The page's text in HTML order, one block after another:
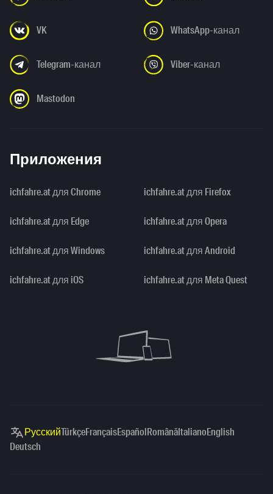
VK WhatsApp-канал
Telegram-канал Viber-канал
Mastodon
Приложения
ichfahre.at для Chrome ichfahre.at для Firefox
ichfahre.at для Edge ichfahre.at для Opera
ichfahre.at для Windows ichfahre.at для Android
ichfahre.at для iOS ichfahre.at для Meta Quest
РусскийTürkçeFrançaisEspañolRomânăItalianoEnglish
Deutsch